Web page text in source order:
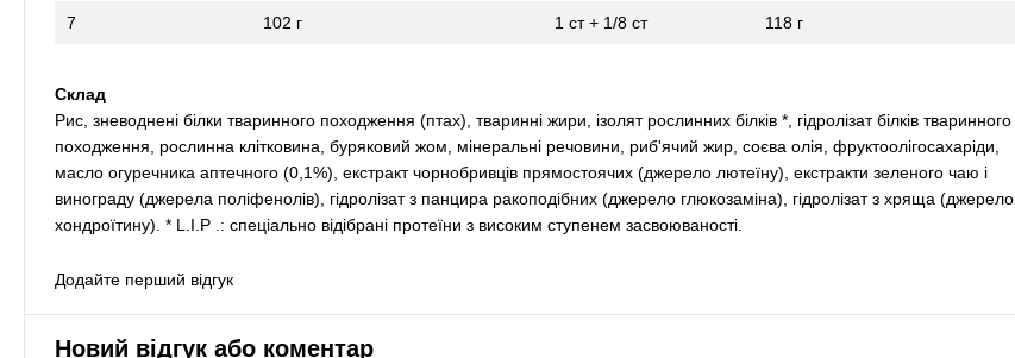
7 102 г 1 ст + 1/8 ст 118 г
Склад
Рис, зневоднені білки тваринного походження (птах), тваринні жири, ізолят рослинних білків *, гідролізат білків тваринного
походження, рослинна клітковина, буряковий жом, мінеральні речовини, риб'ячий жир, соєва олія, фруктоолігосахаріди,
масло огуречника аптечного (0,1%), екстракт чорнобривців прямостоячих (джерело лютеїну), екстракти зеленого чаю і
винограду (джерела поліфенолів), гідролізат з панцира ракоподібних (джерело глюкозаміна), гідролізат з хряща (джерело
хондроїтину). * L.I.P .: спеціально відібрані протеїни з високим ступенем засвоюваності.
Додайте перший відгук
Новий відгук або коментар